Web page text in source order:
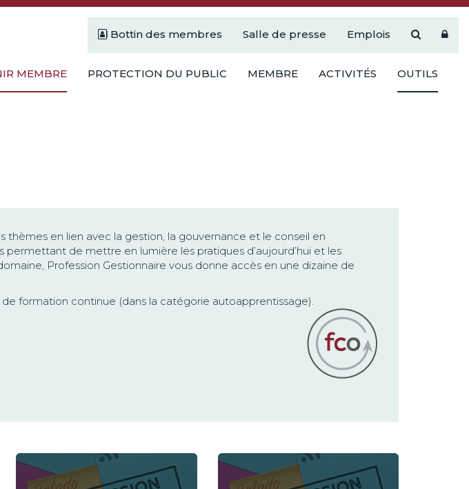
Bottin des membres Salle de presse Emplois
MEMBRE PROTECTION DU PUBLIC MEMBRE ACTIVITÉS OUTILS
thèmes en lien avec la gestion, la gouvernance et le conseil en
de mettre en lumière les pratiques d’aujourd’hui et les
Profession Gestionnaire vous donne accès en une dizaine de
formation continue (dans la catégorie autoapprentissage).